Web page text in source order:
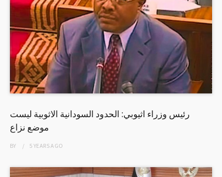
رئيس وزراء اثيوبي: الحدود السودانية الاثوبية ليست
موضع نزاع
BY 5 YEARSAGO